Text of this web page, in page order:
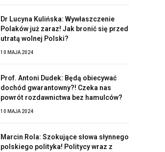
Dr Lucyna Kulińska: Wywłaszczenie
Polaków już zaraz! Jak bronić się przed
utratą wolnej Polski?
10 MAJA 2024
Prof. Antoni Dudek: Będą obiecywać
dochód gwarantowny?! Czeka nas
powrót rozdawnictwa bez hamulców?
10 MAJA 2024
Marcin Rola: Szokujące słowa słynnego
polskiego polityka! Politycy wraz z